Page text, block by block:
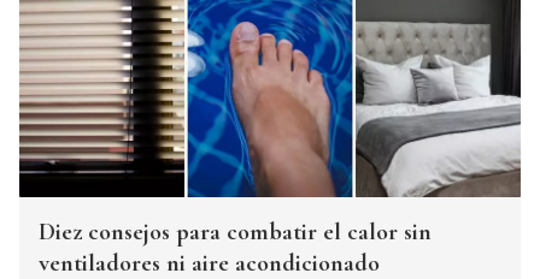
Diez consejos para combatir el calor sin
ventiladores ni aire acondicionado